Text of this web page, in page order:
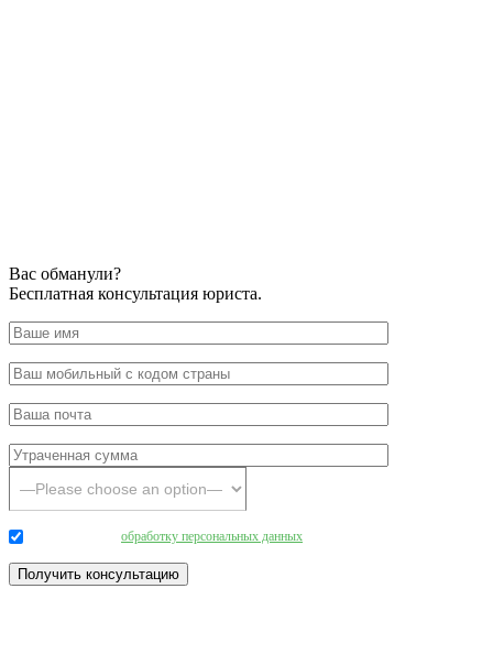
Вас обманули?
Бесплатная консультация юриста.
обработку персональных данных